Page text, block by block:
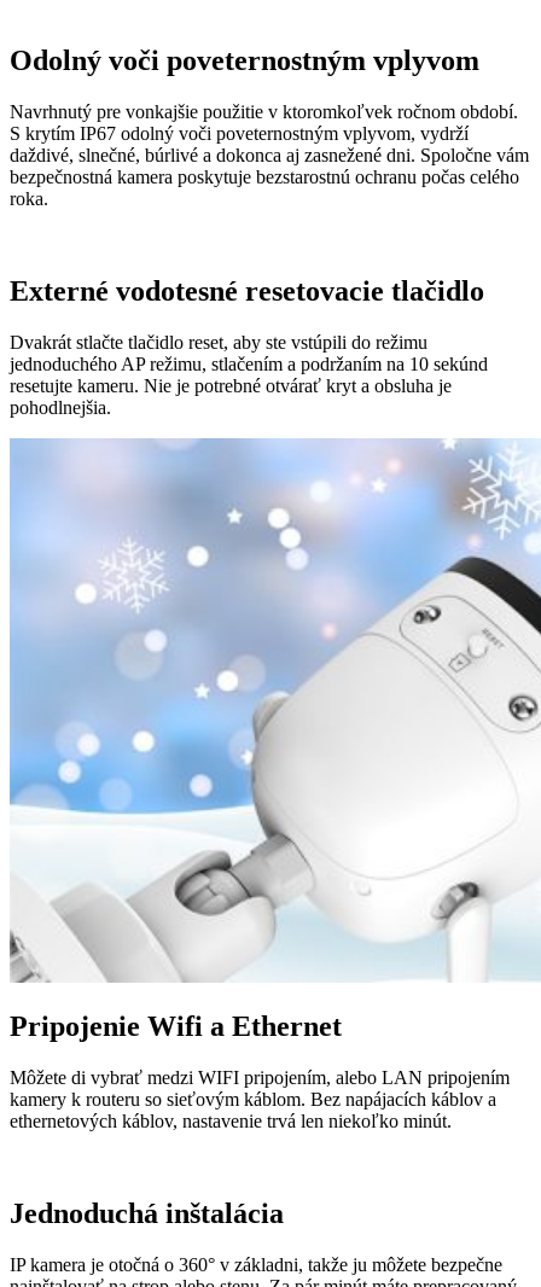
Odolný voči poveternostným vplyvom
Navrhnutý pre vonkajšie použitie v ktoromkoľvek ročnom období.
S krytím IP67 odolný voči poveternostným vplyvom, vydrží
daždivé, slnečné, búrlivé a dokonca aj zasnežené dni. Spoločne vám
bezpečnostná kamera poskytuje bezstarostnú ochranu počas celého
roka.
Externé vodotesné resetovacie tlačidlo
Dvakrát stlačte tlačidlo reset, aby ste vstúpili do režimu
jednoduchého AP režimu, stlačením a podržaním na 10 sekúnd
resetujte kameru. Nie je potrebné otvárať kryt a obsluha je
pohodlnejšia.
Pripojenie Wifi a Ethernet
Môžete di vybrať medzi WIFI pripojením, alebo LAN pripojením
kamery k routeru so sieťovým káblom. Bez napájacích káblov a
ethernetových káblov, nastavenie trvá len niekoľko minút.
Jednoduchá inštalácia
IP kamera je otočná o 360° v základni, takže ju môžete bezpečne